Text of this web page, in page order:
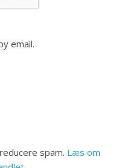
email.
spam. Læs om